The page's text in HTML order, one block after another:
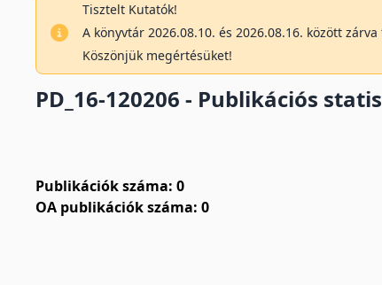
Tisztelt Kutatók!
A könyvtár 2026.08.10. és 2026.08.16. között
Köszönjük megértésüket!
PD_16-120206 - Publikációs
Publikációk száma: 0
OA publikációk száma: 0